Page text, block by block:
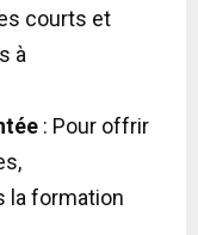
courts et
à
: Pour offrir
la formation